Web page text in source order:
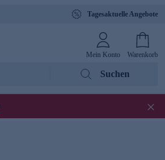
Tagesaktuelle Angebote
Mein Konto Warenkorb
Suchen